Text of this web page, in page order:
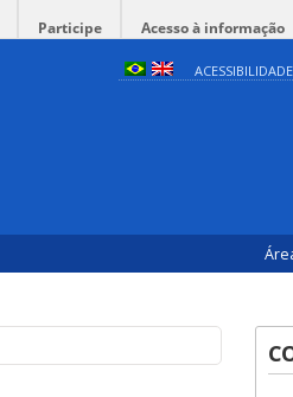
Participe Acesso à informação
ACESSIBILIDADE